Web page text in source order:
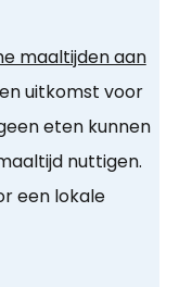
maaltijden aan
uitkomst voor
eten kunnen
nuttigen.
een lokale